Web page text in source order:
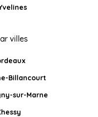
villes
Billancourt
sur-Marne